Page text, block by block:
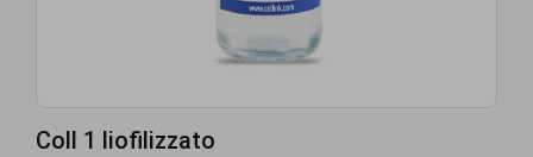
Coll 1 liofilizzato